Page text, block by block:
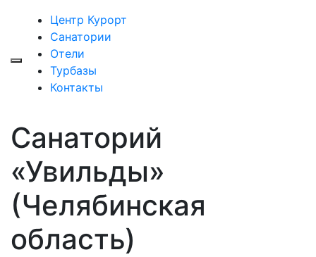
Центр Курорт
Санатории
Отели
Турбазы
Контакты
Санаторий
«Увильды»
(Челябинская
область)